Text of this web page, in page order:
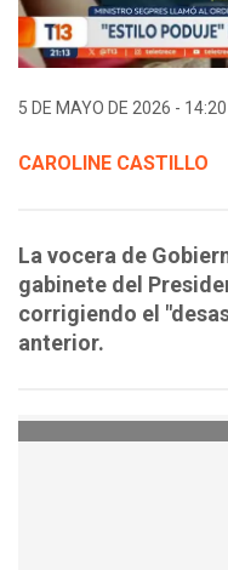
5 DE MAYO DE 2026 - 14:20
CAROLINE CASTILLO
La vocera de
gabinete del
corrigiendo el
anterior.